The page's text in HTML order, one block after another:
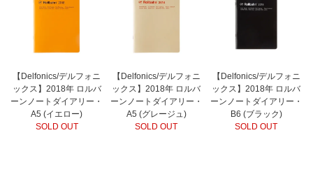
【Delfonics/デルフォニ
ックス】2018年 ロルバ
ーンノートダイアリー・
A5 (イエロー)
SOLD OUT
【Delfonics/デルフォニ
ックス】2018年 ロルバ
ーンノートダイアリー・
A5 (グレージュ)
SOLD OUT
【Delfonics/デルフォニ
ックス】2018年 ロルバ
ーンノートダイアリー・
B6 (ブラック)
SOLD OUT